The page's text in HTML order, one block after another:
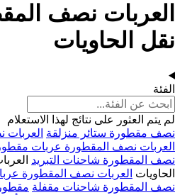
العربات نصف
نقل الحاويات
الفئة
لم يتم العثور على نتائج لهذا الاستعلام
نصف مقطورة ستائر منزلقة
العربات نصف المقطورة عربات
نصف المقطورة شاحنات التبريد
الحاويات العربات نصف المقطورة
نصف المقطورة شاحنات مقفلة